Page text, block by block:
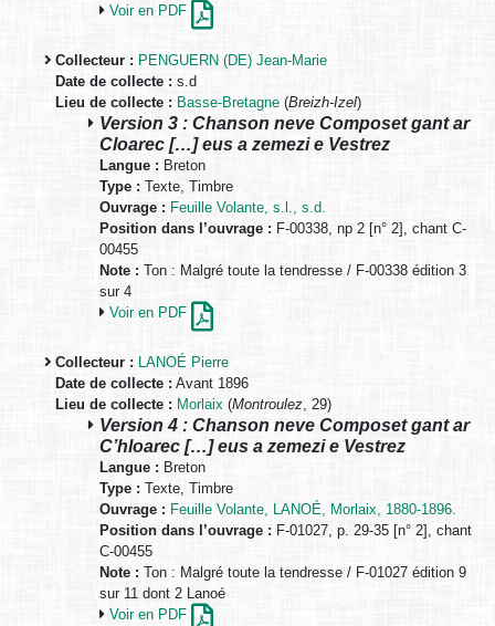
Voir en PDF
Collecteur : PENGUERN (DE) Jean-Marie
Date de collecte : s.d
Lieu de collecte : Basse-Bretagne (Breizh-Izel)
Version 3 : Chanson neve Composet gant ar
Cloarec […] eus a zemezi e Vestrez
Langue : Breton
Type : Texte, Timbre
Ouvrage : Feuille Volante, s.l., s.d.
Position dans l’ouvrage : F-00338, np 2 [n° 2], chant C-
00455
Note : Ton : Malgré toute la tendresse / F-00338 édition 3
sur 4
Voir en PDF
Collecteur : LANOÉ Pierre
Date de collecte : Avant 1896
Lieu de collecte : Morlaix (Montroulez , 29)
Version 4 : Chanson neve Composet gant ar
C’hloarec […] eus a zemezi e Vestrez
Langue : Breton
Type : Texte, Timbre
Ouvrage : Feuille Volante, LANOÉ, Morlaix, 1880-1896.
Position dans l’ouvrage : F-01027, p. 29-35 [n° 2], chant
C-00455
Note : Ton : Malgré toute la tendresse / F-01027 édition 9
sur 11 dont 2 Lanoé
Voir en PDF